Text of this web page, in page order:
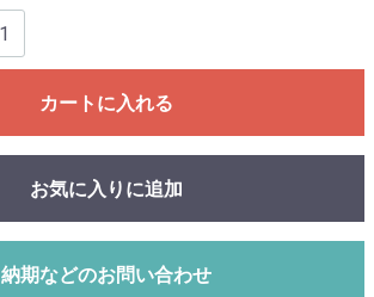
カートに入れる
お気に入りに追加
納期などのお問い合わせ